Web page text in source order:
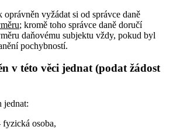
vyžádat si od správce daně
; kromě toho správce daně doručí
daňovému subjektu vždy, pokud byl
pochybností.
v této věci jednat (podat žádost
jednat:
osoba,